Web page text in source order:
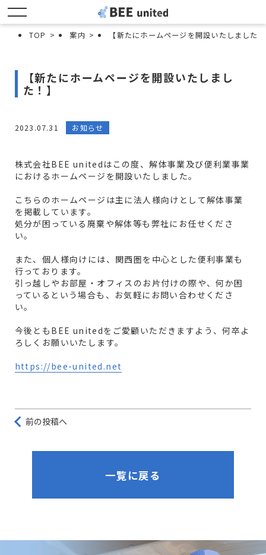
TOP > 案内 > 【新たにホームページを開設いたしました
【新たにホームページを開設いたしまし
た！】
2023.07.31 お知らせ
株式会社BEE unitedはこの度、解体事業及び便利業事業
におけるホームページを開設いたしました。
こちらのホームページは主に法人様向けとして解体事業
を掲載しています。
処分が困っている廃棄や解体等も弊社にお任せくださ
い。
また、個人様向けには、関西圏を中心とした便利事業も
行っております。
引っ越しやお部屋・オフィスのお片付けの際や、何か困
っているという場合も、お気軽にお問い合わせくださ
い。
今後ともBEE unitedをご愛顧いただきますよう、何卒よ
ろしくお願いいたします。
https://bee-united.net
前の投稿へ
一覧に戻る